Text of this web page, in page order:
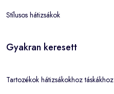
Stílusos hátizsákok
Gyakran keresett
Tartozékok hátizsákokhoz táskákhoz